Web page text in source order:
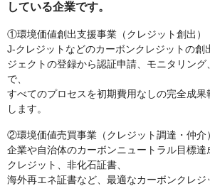
している企業です。
①環境価値創出支援事業（クレジット創出）
J-クレジットなどのカーボンクレジットの創
ジェクトの登録から認証申請、モニタリング
で、
すべてのプロセスを初期費用なしの完全成果
します。
②環境価値売買事業（クレジット調達・仲介）
企業や自治体のカーボンニュートラル目標
クレジット、非化石証書、
海外再エネ証書など、最適なカーボンクレジ